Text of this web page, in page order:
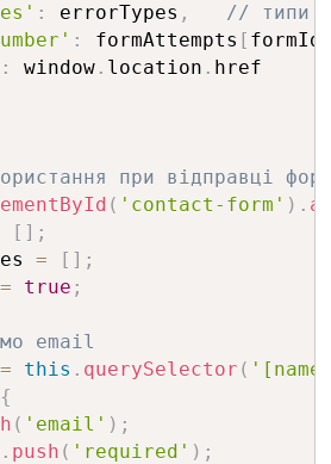
: errorTypes ,
// типи
: formAttempts [ formId
: window. location . href
при відправці
( 'contact-form' ) .
[ ] ;
= [ ] ;
= true ;
email
= this . querySelector (
{
( 'email' ) ;
. push ( 'required' ) ;